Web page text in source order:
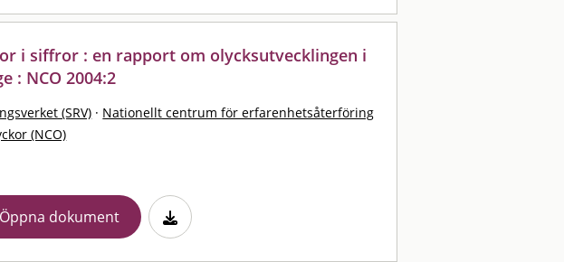
i siffror : en rapport om olycksutvecklingen i
: NCO 2004:2
(SRV) · Nationellt centrum för erfarenhetsåterföring
(NCO)
Öppna dokument